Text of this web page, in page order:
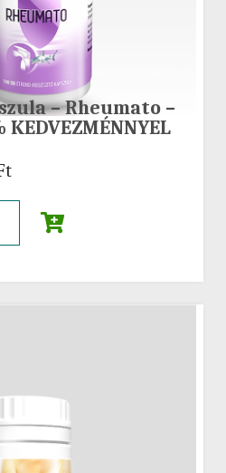
– Rheumato –